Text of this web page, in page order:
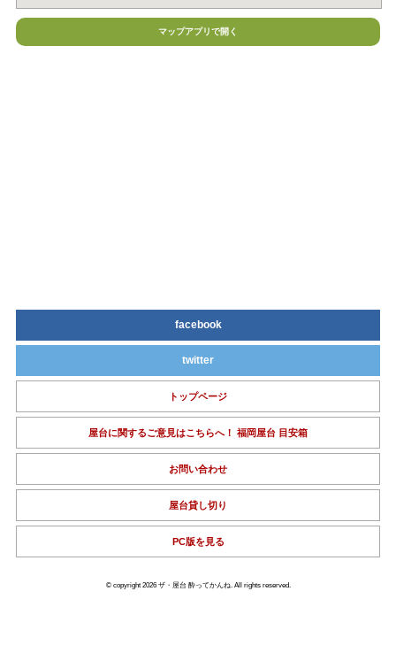
マップアプリで開く
facebook
twitter
トップページ
屋台に関するご意見はこちらへ！ 福岡屋台 目安箱
お問い合わせ
屋台貸し切り
PC版を見る
© copyright 2026 ザ・屋台 酔ってかんね. All rights reserved.